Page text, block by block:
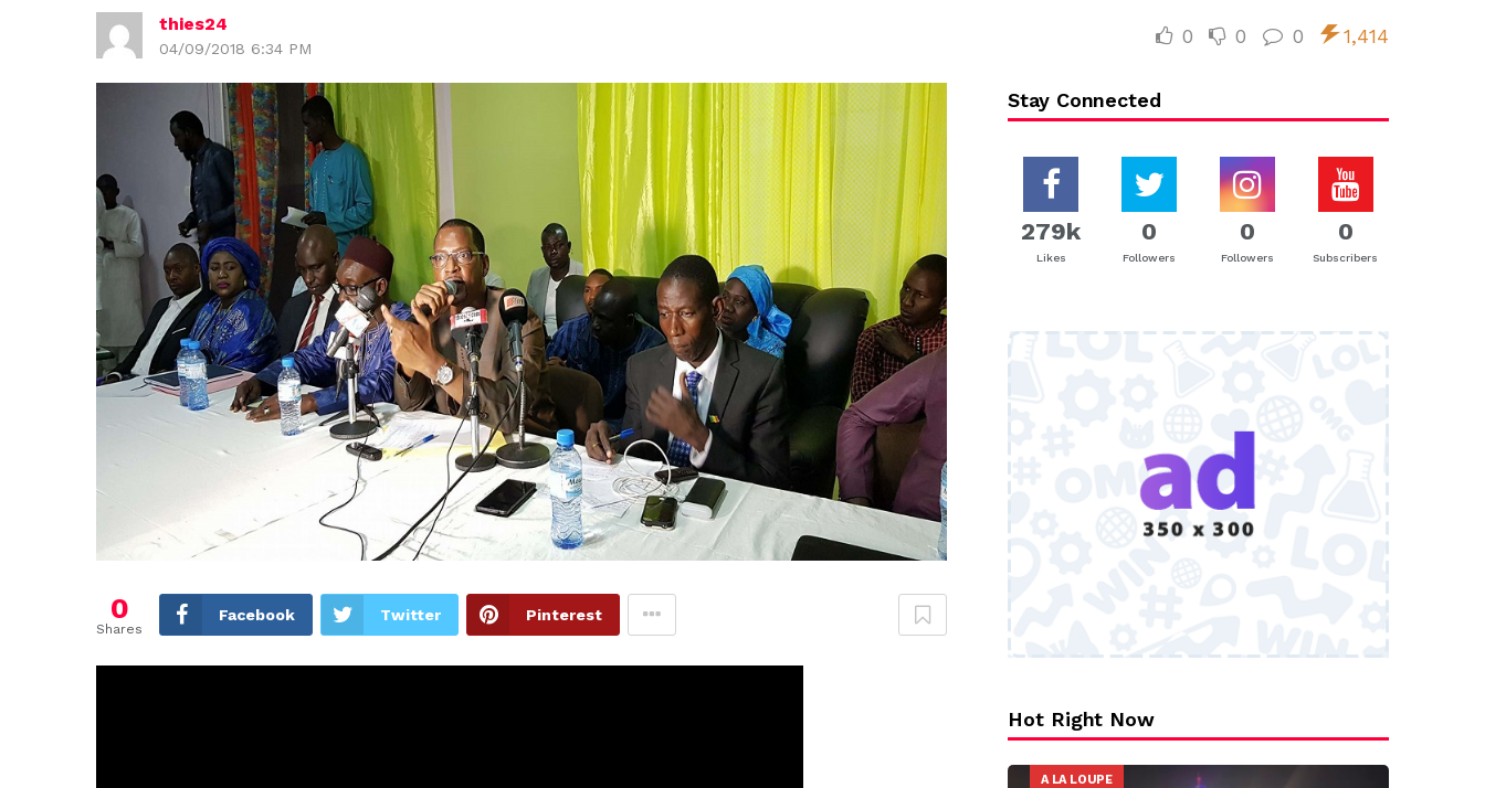
thies24
04/09/2018 6:34 PM
0 0 0 1,414
0
Shares
Facebook Twitter Pinterest
Stay Connected
279k
Likes
0
Followers
0
Followers
0
Subscribers
Hot Right Now
A LA LOUPE